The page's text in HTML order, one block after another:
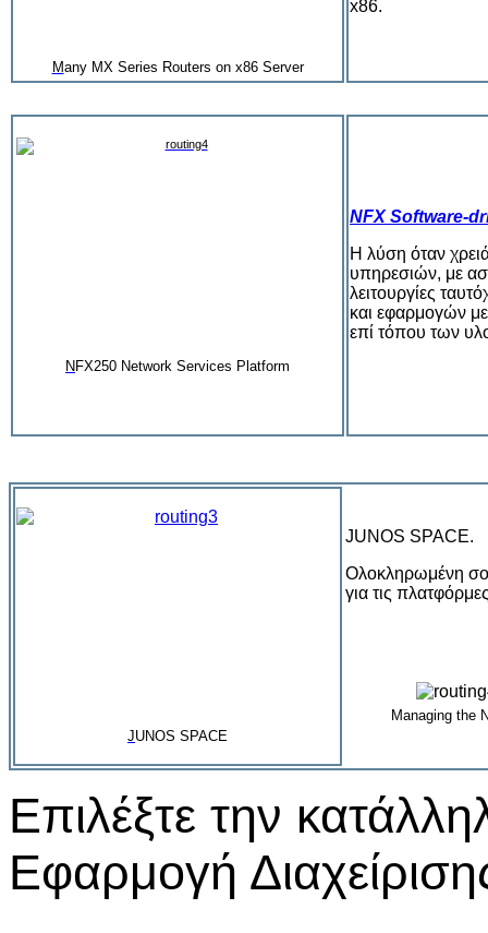
Many MX Series Routers on x86 Server
x86.
N FX250 Network Services Platform
NFX Software-
Η λύση όταν
υπηρεσιών, με
λειτουργίες
και εφαρμογών
επί τόπου των
JUNOS SPACE
JUNOS SPACE.
Ολοκληρωμένη
για τις
Managing the
Επιλέξτε την
Εφαρμογή